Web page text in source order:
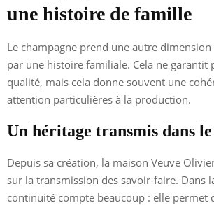
une histoire de famille
Le champagne prend une autre
par une histoire familiale. Cela ne garantit
qualité, mais cela donne souvent une
attention particulières à la production.
Un héritage transmis dans
Depuis sa création, la maison Veuve
sur la transmission des savoir-faire. Dans
continuité compte beaucoup : elle permet